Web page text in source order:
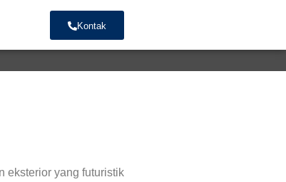
Kontak
eksterior yang futuristik